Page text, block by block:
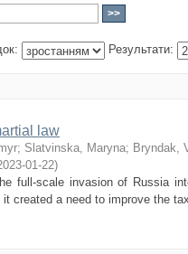
Результати:
law
; Slatvinska, Maryna; Bryndak,
01-22)
full-scale invasion of Russia
created a need to improve the